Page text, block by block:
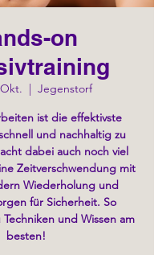
on
  |
Jegenstorf
ist die effektivste
und nachhaltig zu
dabei auch noch viel
Zeitverschwendung mit
Wiederholung und
für Sicherheit. So
und Wissen am
besten!